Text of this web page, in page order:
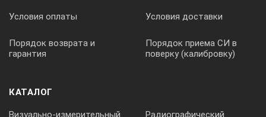
Допускаемые отклонения среднего значения
значения составляют от +12 до -17%.
Условия оплаты Условия доставки
Порядок возврата и
гарантия
Порядок приема СИ в
поверку (калибровку)
КАТАЛОГ
Визуально-измерительный
Радиографический